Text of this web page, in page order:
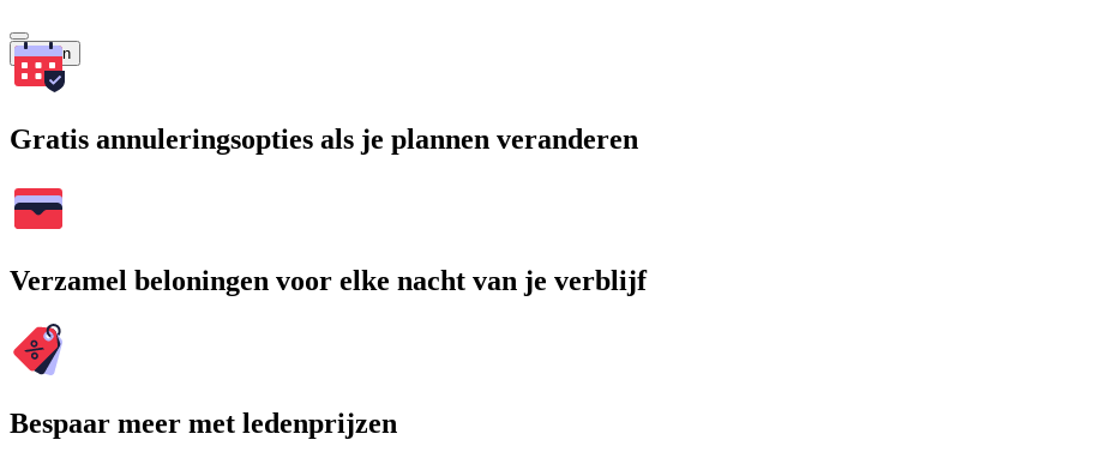
Zoeken
Gratis annuleringsopties als je plannen veranderen
Verzamel beloningen voor elke nacht van je verblijf
Bespaar meer met ledenprijzen